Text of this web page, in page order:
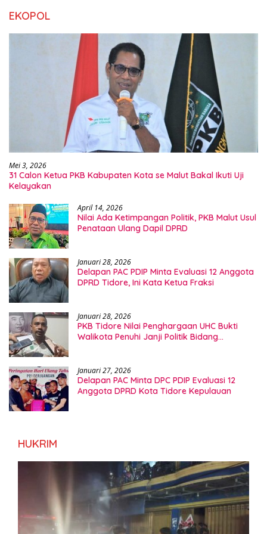
EKOPOL
Mei 3, 2026
31 Calon Ketua PKB Kabupaten Kota se Malut Bakal Ikuti Uji
Kelayakan
April 14, 2026
Nilai Ada Ketimpangan Politik, PKB Malut Usul
Penataan Ulang Dapil DPRD
Januari 28, 2026
Delapan PAC PDIP Minta Evaluasi 12 Anggota
DPRD Tidore, Ini Kata Ketua Fraksi
Januari 28, 2026
PKB Tidore Nilai Penghargaan UHC Bukti
Walikota Penuhi Janji Politik Bidang
Januari 27, 2026
Delapan PAC Minta DPC PDIP Evaluasi 12
Anggota DPRD Kota Tidore Kepulauan
HUKRIM